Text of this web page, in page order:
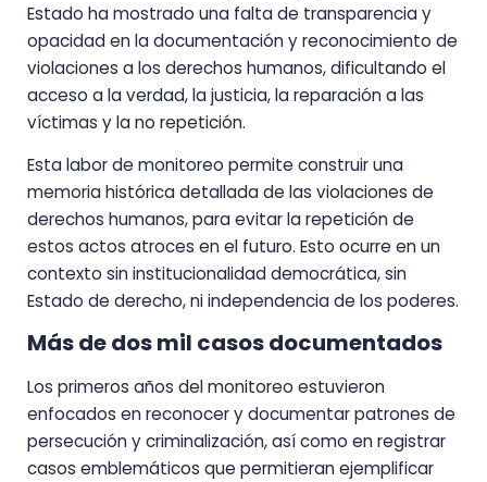
Estado ha mostrado una falta de transparencia y
opacidad en la documentación y reconocimiento de
violaciones a los derechos humanos, dificultando el
acceso a la verdad, la justicia, la reparación a las
víctimas y la no repetición.
Esta labor de monitoreo permite construir una
memoria histórica detallada de las violaciones de
derechos humanos, para evitar la repetición de
estos actos atroces en el futuro. Esto ocurre en un
contexto sin institucionalidad democrática, sin
Estado de derecho, ni independencia de los poderes.
Más de dos mil casos documentados
Los primeros años del monitoreo estuvieron
enfocados en reconocer y documentar patrones de
persecución y criminalización, así como en registrar
casos emblemáticos que permitieran ejemplificar